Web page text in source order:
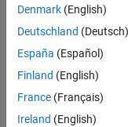
Denmark (English)
Deutschland (Deutsch)
España (Español)
Finland (English)
France (Français)
Ireland (English)
Política de privacidad
Información de
© 1994-2026 The